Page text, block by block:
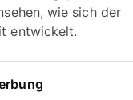
wie sich der
entwickelt.